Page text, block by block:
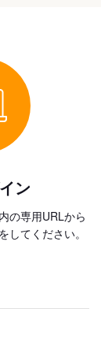
ン
の専用URLから
してください。